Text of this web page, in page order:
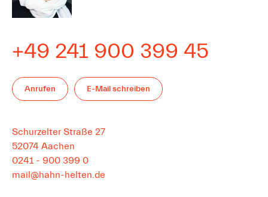
+49 241 900 399 45
Anrufen E-Mail schreiben
Schurzelter Straße 27
52074 Aachen
0241 - 900 399 0
mail@hahn-helten.de